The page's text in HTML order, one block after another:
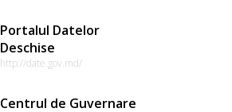
Portalul Datelor
Deschise
http://date.gov.md/
Centrul de Guvernare